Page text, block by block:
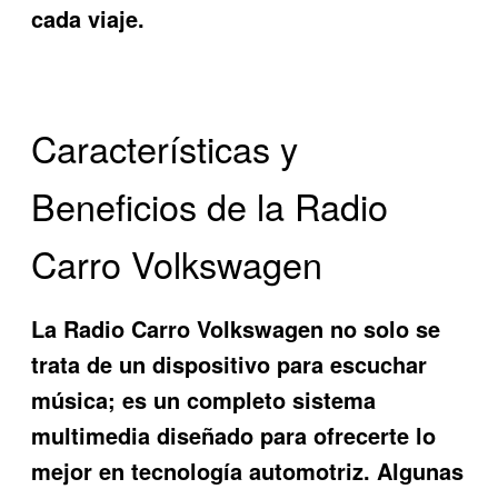
cada viaje.
Características y
Beneficios de la Radio
Carro Volkswagen
La Radio Carro Volkswagen no solo se
trata de un dispositivo para escuchar
música; es un completo sistema
multimedia diseñado para ofrecerte lo
mejor en tecnología automotriz. Algunas